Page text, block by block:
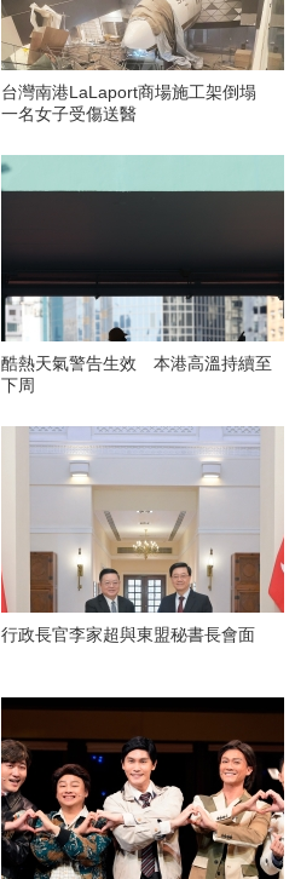
台灣南港LaLaport商場施工架倒塌
一名女子受傷送醫
酷熱天氣警告生效 本港高溫持續至
下周
行政長官李家超與東盟秘書長會面